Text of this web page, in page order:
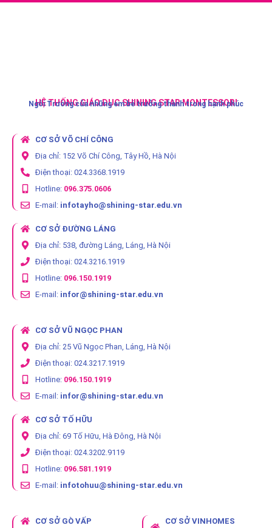
HỆ THỐNG GIÁO DỤC SHINING STAR MONTESSORI
Ngôi Trường của những em bé trưởng thành trong hạnh phúc
CƠ SỞ VÕ CHÍ CÔNG
Địa chỉ: 152 Võ Chí Công, Tây Hồ, Hà Nội
Điện thoại: 024.3368.1919
Hotline: 096.375.0606
E-mail: infotayho@shining-star.edu.vn
CƠ SỞ ĐƯỜNG LÁNG
Địa chỉ: 538, đường Láng, Láng, Hà Nội
Điện thoại: 024.3216.1919
Hotline: 096.150.1919
E-mail: infor@shining-star.edu.vn
CƠ SỞ VŨ NGỌC PHAN
Địa chỉ: 25 Vũ Ngọc Phan, Láng, Hà Nội
Điện thoại: 024.3217.1919
Hotline: 096.150.1919
E-mail: infor@shining-star.edu.vn
CƠ SỞ TỐ HỮU
Địa chỉ: 69 Tố Hữu, Hà Đông, Hà Nội
Điện thoại: 024.3202.9119
Hotline: 096.581.1919
E-mail: infotohuu@shining-star.edu.vn
CƠ SỞ GÒ VẤP
CƠ SỞ VINHOMES